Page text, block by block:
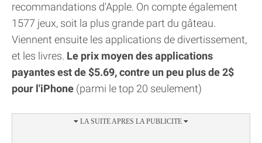
recommandations d'Apple. On compte également
1577 jeux, soit la plus grande part du gâteau.
Viennent ensuite les applications de divertissement,
et les livres. Le prix moyen des applications
payantes est de $5.69, contre un peu plus de 2$
pour l'iPhone (parmi le top 20 seulement)